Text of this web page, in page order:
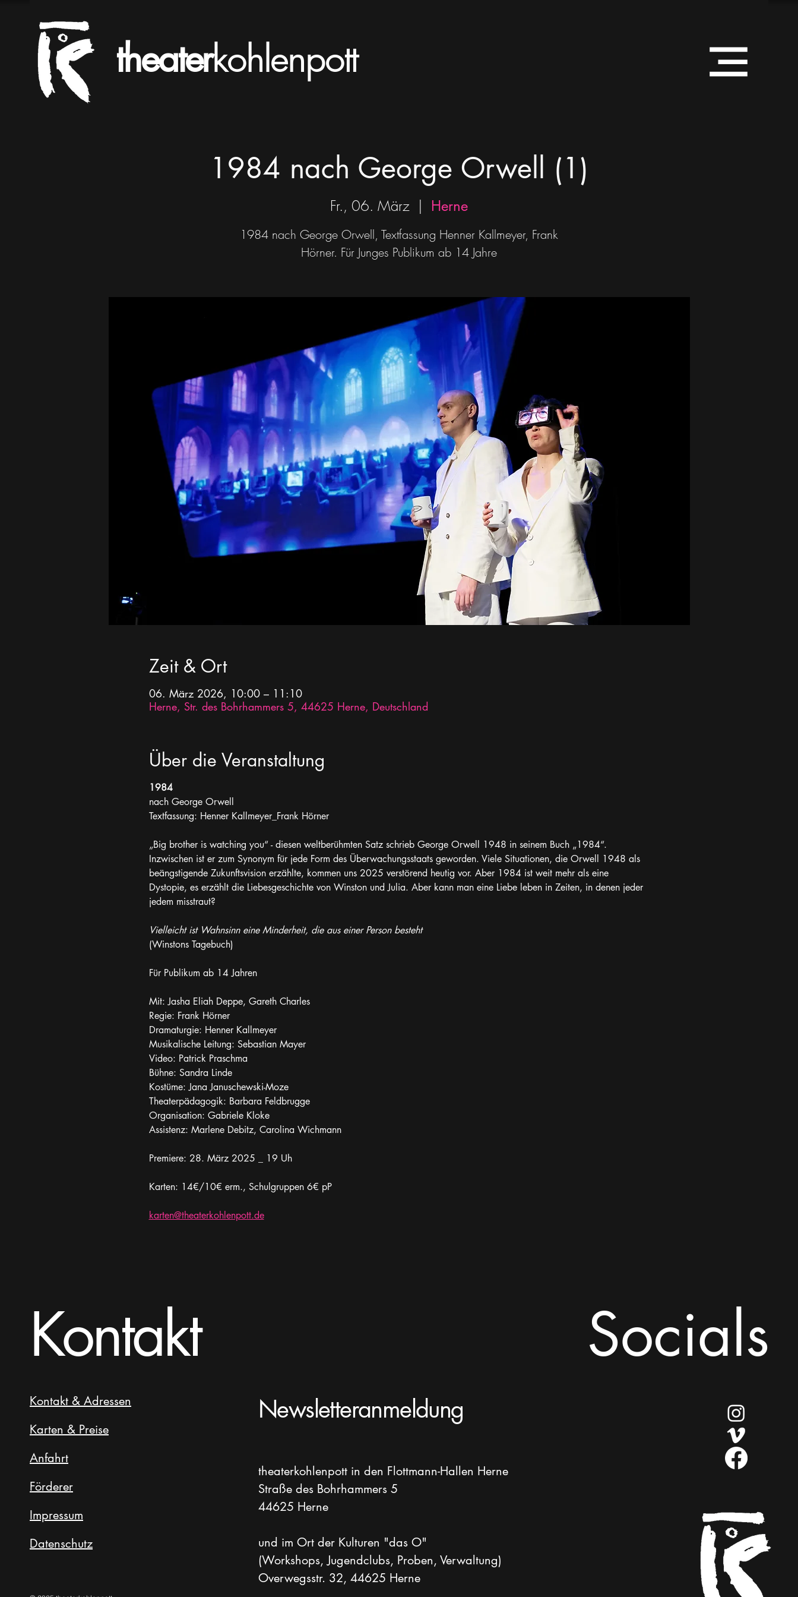
theaterkohlenpott
1984 nach George Orwell (1)
Fr., 06. März
  |
Herne
1984 nach George Orwell, Textfassung Henner Kallmeyer, Frank
Hörner. Für Junges Publikum ab 14 Jahre
Zeit & Ort
06. März 2026, 10:00 – 11:10
Herne, Str. des Bohrhammers 5, 44625 Herne, Deutschland
Über die Veranstaltung
1984
nach George Orwell
Textfassung: Henner Kallmeyer_Frank Hörner
„Big brother is watching you“ - diesen weltberühmten Satz schrieb George Orwell 1948 in seinem Buch „1984“.
Inzwischen ist er zum Synonym für jede Form des Überwachungsstaats geworden. Viele Situationen, die Orwell 1948 als
beängstigende Zukunftsvision erzählte, kommen uns 2025 verstörend heutig vor. Aber 1984 ist weit mehr als eine
Dystopie, es erzählt die Liebesgeschichte von Winston und Julia. Aber kann man eine Liebe leben in Zeiten, in denen jeder
jedem misstraut?
Vielleicht ist Wahnsinn eine Minderheit, die aus einer Person besteht
(Winstons Tagebuch)
Für Publikum ab 14 Jahren
Mit: Jasha Eliah Deppe, Gareth Charles
Regie: Frank Hörner
Dramaturgie: Henner Kallmeyer
Musikalische Leitung: Sebastian Mayer
Video: Patrick Praschma
Bühne: Sandra Linde
Kostüme: Jana Januschewski-Moze
Theaterpädagogik: Barbara Feldbrugge
Organisation: Gabriele Kloke
Assistenz: Marlene Debitz, Carolina Wichmann
Premiere: 28. März 2025 _ 19 Uh
Karten: 14€/10€ erm., Schulgruppen 6€ pP
karten@theaterkohlenpott.de
Kontakt Socials
Kontakt & Adressen
Karten & Preise
Anfahrt
Förderer
Impressum
Datenschutz
Newsletteranmeldung
theaterkohlenpott in den Flottmann-Hallen Herne
Straße des Bohrhammers 5
44625 Herne
und im Ort der Kulturen "das O"
(Workshops, Jugendclubs, Proben, Verwaltung)
Overwegsstr. 32, 44625 Herne